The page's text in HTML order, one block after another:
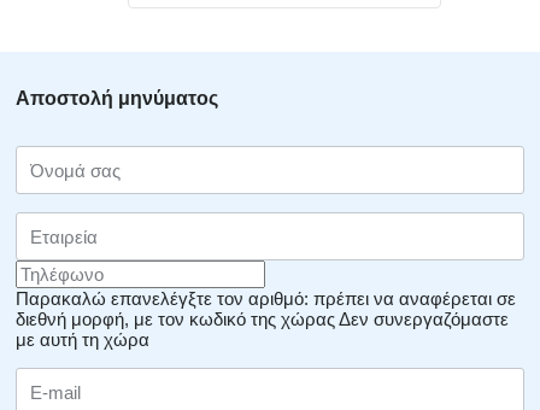
Αποστολή μηνύματος
Παρακαλώ επανελέγξτε τον αριθμό: πρέπει να αναφέρεται σε
διεθνή μορφή, με τον κωδικό της χώραςΔεν συνεργαζόμαστε
με αυτή τη χώρα